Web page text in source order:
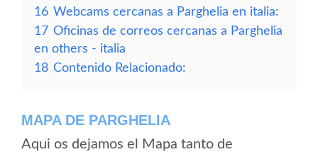
16 Webcams cercanas a Parghelia en italia:
17 Oficinas de correos cercanas a Parghelia
en others - italia
18 Contenido Relacionado:
MAPA DE PARGHELIA
Aqui os dejamos el Mapa tanto de